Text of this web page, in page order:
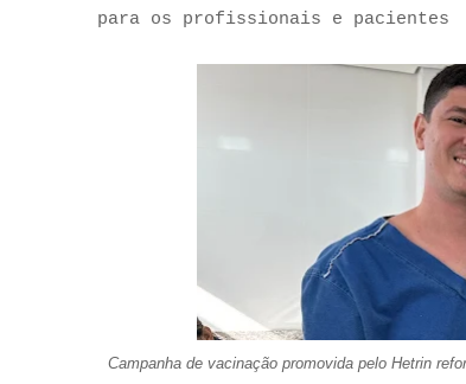
para os profissionais e pacientes
Campanha de vacinação promovida pelo Hetrin